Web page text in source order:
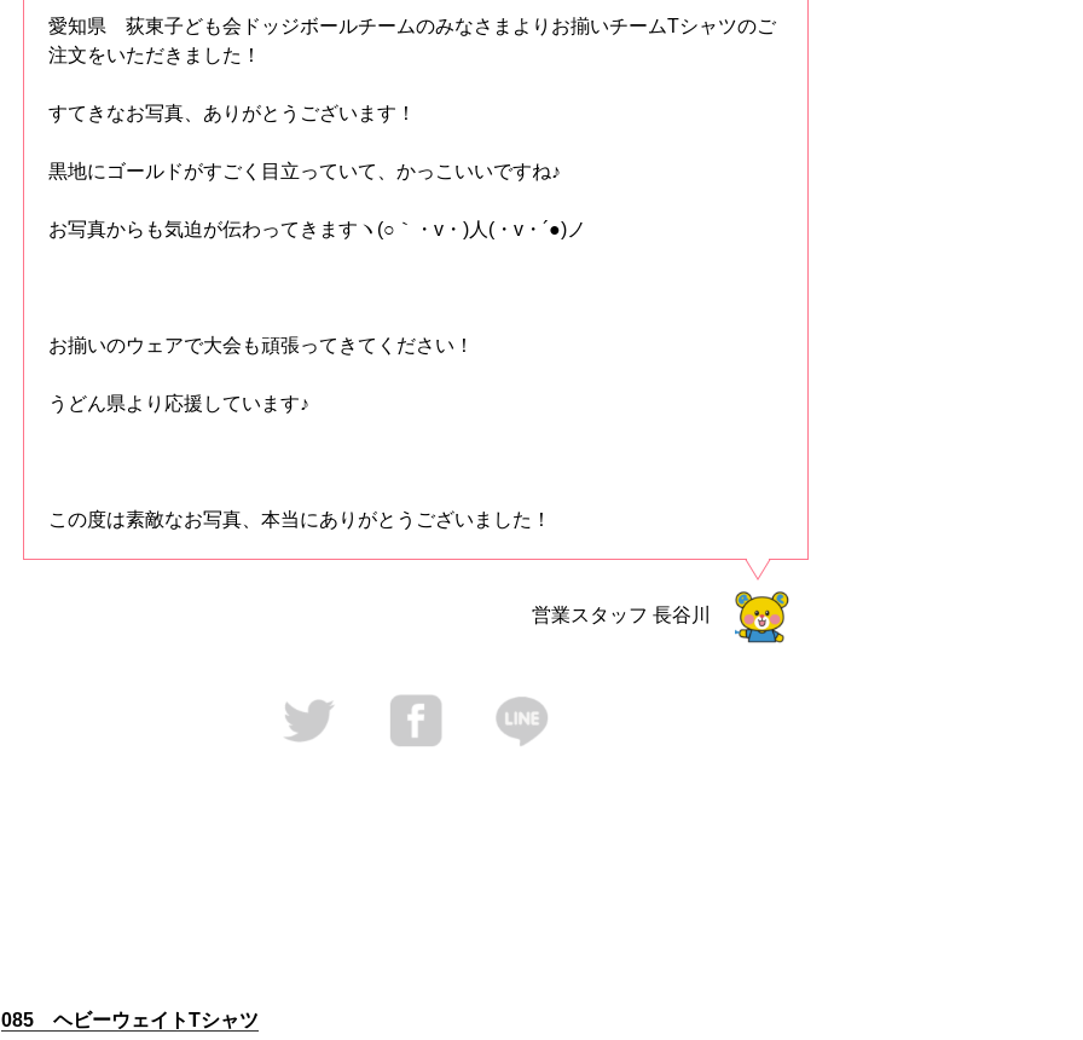
愛知県 荻東子ども会ドッジボールチームのみなさまよりお揃いチームTシャツのご
注文をいただきました！
すてきなお写真、ありがとうございます！
黒地にゴールドがすごく目立っていて、かっこいいですね♪
お写真からも気迫が伝わってきますヽ(○｀・v・)人(・v・´●)ノ
お揃いのウェアで大会も頑張ってきてください！
うどん県より応援しています♪
この度は素敵なお写真、本当にありがとうございました！
営業スタッフ 長谷川
085 ヘビーウェイトTシャツ